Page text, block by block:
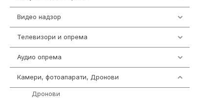
Видео надзор
Телевизори и опрема
Аудио опрема
Камери, фотоапарати, Дронови
Дронови